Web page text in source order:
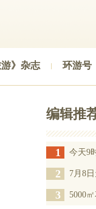
》杂志 环游号
编辑推
1 今天9
2 7月8
3 5000